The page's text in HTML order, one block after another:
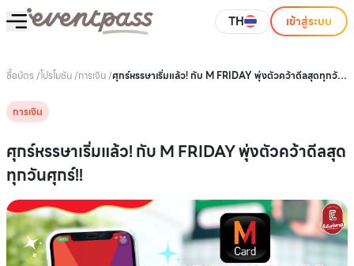
TH เข้าสู่ระบบ
ซื้อบัตร /โปรโมชัน/การเงิน/ศุกร์หรรษาเริ่มแล้ว! กับ M FRIDAY พุ่งตัวคว้าดีลสุดทุกวัน
การเงิน
ศุกร์หรรษาเริ่มแล้ว! กับ M FRIDAY พุ่งตัวคว้าดีลสุด
ทุกวันศุกร์!!